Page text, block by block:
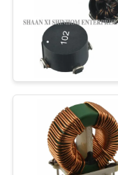
ข่าว
กรณี